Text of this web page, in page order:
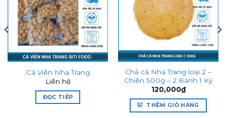
Add to
wishlist
Cá Viên Nha Trang
Liên hệ
ĐỌC TIẾP
Add to
wishlist
Chả cá Nha Trang loại 2 –
Chiên 500g – 2 Bánh 1 Ký
120,000₫
THÊM GIỎ HÀNG